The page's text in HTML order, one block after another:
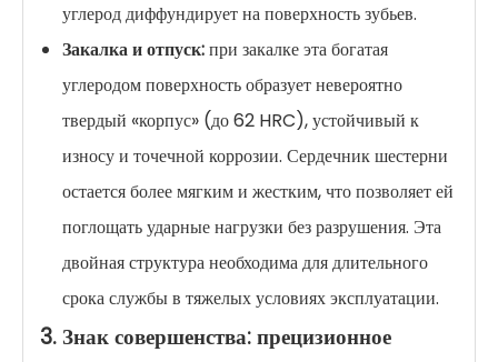
углерод диффундирует на поверхность зубьев.
Закалка и отпуск:при закалке эта богатая
углеродом поверхность образует невероятно
твердый «корпус» (до 62 HRC), устойчивый к
износу и точечной коррозии. Сердечник шестерни
остается более мягким и жестким, что позволяет ей
поглощать ударные нагрузки без разрушения. Эта
двойная структура необходима для длительного
срока службы в тяжелых условиях эксплуатации.
3. Знак совершенства: прецизионное